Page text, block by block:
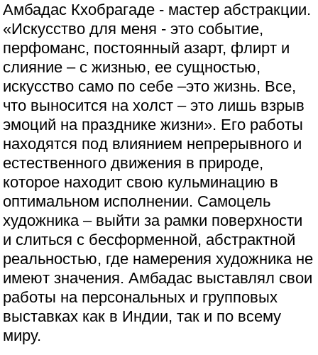
Амбадас Кхобрагаде - мастер абстракции.
«Искусство для меня - это событие,
перфоманс, постоянный азарт, флирт и
слияние – с жизнью, ее сущностью,
искусство само по себе –это жизнь. Все,
что выносится на холст – это лишь взрыв
эмоций на празднике жизни». Его работы
находятся под влиянием непрерывного и
естественного движения в природе,
которое находит свою кульминацию в
оптимальном исполнении. Самоцель
художника – выйти за рамки поверхности
и слиться с бесформенной, абстрактной
реальностью, где намерения художника не
имеют значения. Амбадас выставлял свои
работы на персональных и групповых
выставках как в Индии, так и по всему
миру.